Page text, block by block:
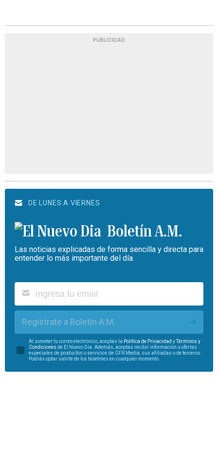
PUBLICIDAD
DE LUNES A VIERNES
Boletín A.M.
Las noticias explicadas de forma sencilla y directa para
entender lo más importante del día.
Regístrate a Boletín A.M.
Al someter tu correo electrónico, aceptas la Política de Privacidad yTérminos y
Condiciones de El Nuevo Día. Además, aceptas recibir información u ofertas
especiales de productos o servicios de GFR Media, sus afiliadas o de terceros.
Podrás optar salirte de los boletines en cualquier momento.